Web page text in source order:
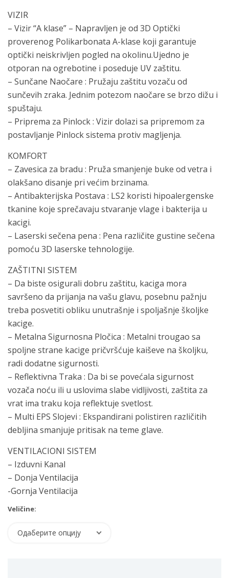
VIZIR
– Vizir “A klase” – Napravljen je od 3D Optički
proverenog Polikarbonata A-klase koji garantuje
optički neiskrivljen pogled na okolinu.Ujedno je
otporan na ogrebotine i poseduje UV zaštitu.
– Sunčane Naočare : Pružaju zaštitu vozaču od
sunčevih zraka. Jednim potezom naočare se brzo dižu i
spuštaju.
– Priprema za Pinlock : Vizir dolazi sa pripremom za
postavljanje Pinlock sistema protiv magljenja.
KOMFORT
– Zavesica za bradu : Pruža smanjenje buke od vetra i
olakšano disanje pri većim brzinama.
– Antibakterijska Postava : LS2 koristi hipoalergenske
tkanine koje sprečavaju stvaranje vlage i bakterija u
kacigi.
– Laserski sečena pena : Pena različite gustine sečena
pomoću 3D laserske tehnologije.
ZAŠTITNI SISTEM
– Da biste osigurali dobru zaštitu, kaciga mora
savršeno da prijanja na vašu glavu, posebnu pažnju
treba posvetiti obliku unutrašnje i spoljašnje školjke
kacige.
– Metalna Sigurnosna Pločica : Metalni trougao sa
spoljne strane kacige pričvršćuje kaiševe na školjku,
radi dodatne sigurnosti.
– Reflektivna Traka : Da bi se povećala sigurnost
vozača noću ili u uslovima slabe vidljivosti, zaštita za
vrat ima traku koja reflektuje svetlost.
– Multi EPS Slojevi : Ekspandirani polistiren različitih
debljina smanjuje pritisak na teme glave.
VENTILACIONI SISTEM
– Izduvni Kanal
– Donja Ventilacija
-Gornja Ventilacija
Veličine:
Одаберите опцију